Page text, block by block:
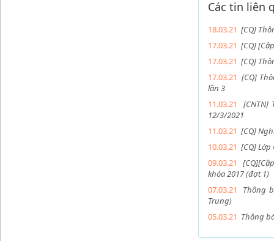
Các tin liên
18.03.21 [CQ]
17.03.21 [CQ]
17.03.21 [CQ]
17.03.21 [CQ]
lần 3
11.03.21
[CNTN]
12/3/2021
11.03.21 [CQ]
10.03.21 [CQ]
09.03.21
khóa 2017 (đợt 1)
07.03.21
Thông
Trung)
05.03.21 Thông